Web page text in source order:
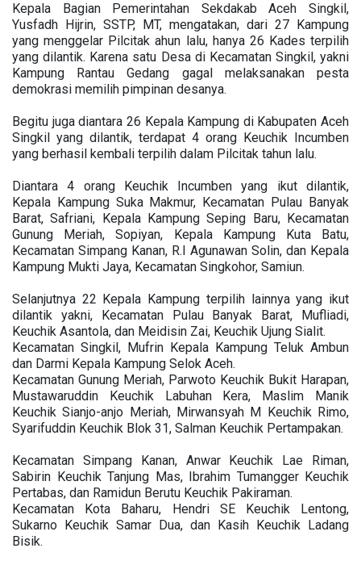
Kepala Bagian Pemerintahan Sekdakab Aceh Singkil,
Yusfadh Hijrin, SSTP, MT, mengatakan, dari 27 Kampung
yang menggelar Pilcitak ahun lalu, hanya 26 Kades terpilih
yang dilantik. Karena satu Desa di Kecamatan Singkil, yakni
Kampung Rantau Gedang gagal melaksanakan pesta
demokrasi memilih pimpinan desanya.
Begitu juga diantara 26 Kepala Kampung di Kabupaten Aceh
Singkil yang dilantik, terdapat 4 orang Keuchik Incumben
yang berhasil kembali terpilih dalam Pilcitak tahun lalu.
Diantara 4 orang Keuchik Incumben yang ikut dilantik,
Kepala Kampung Suka Makmur, Kecamatan Pulau Banyak
Barat, Safriani, Kepala Kampung Seping Baru, Kecamatan
Gunung Meriah, Sopiyan, Kepala Kampung Kuta Batu,
Kecamatan Simpang Kanan, R.I Agunawan Solin, dan Kepala
Kampung Mukti Jaya, Kecamatan Singkohor, Samiun.
Selanjutnya 22 Kepala Kampung terpilih lainnya yang ikut
dilantik yakni, Kecamatan Pulau Banyak Barat, Mufliadi,
Keuchik Asantola, dan Meidisin Zai, Keuchik Ujung Sialit.
Kecamatan Singkil, Mufrin Kepala Kampung Teluk Ambun
dan Darmi Kepala Kampung Selok Aceh.
Kecamatan Gunung Meriah, Parwoto Keuchik Bukit Harapan,
Mustawaruddin Keuchik Labuhan Kera, Maslim Manik
Keuchik Sianjo-anjo Meriah, Mirwansyah M Keuchik Rimo,
Syarifuddin Keuchik Blok 31, Salman Keuchik Pertampakan.
Kecamatan Simpang Kanan, Anwar Keuchik Lae Riman,
Sabirin Keuchik Tanjung Mas, Ibrahim Tumangger Keuchik
Pertabas, dan Ramidun Berutu Keuchik Pakiraman.
Kecamatan Kota Baharu, Hendri SE Keuchik Lentong,
Sukarno Keuchik Samar Dua, dan Kasih Keuchik Ladang
Bisik.